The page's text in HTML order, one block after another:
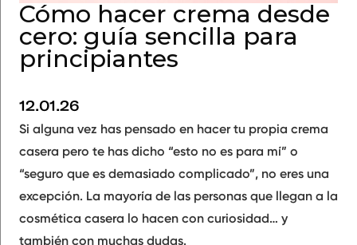
Cómo hacer crema desde
cero: guía sencilla para
principiantes
12.01.26
Si alguna vez has pensado en hacer tu propia crema
casera pero te has dicho “esto no es para mí” o
“seguro que es demasiado complicado”, no eres una
excepción. La mayoría de las personas que llegan a la
cosmética casera lo hacen con curiosidad… y
también con muchas dudas.